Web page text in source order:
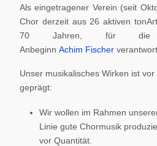
Als eingetragener Verein (seit
Chor derzeit aus 26 aktiven
70 Jahren, für die
Anbeginn Achim Fischer
Unser musikalisches Wirken ist
geprägt:
Wir wollen im Rahmen
Linie gute Chormusik
vor Quantität.